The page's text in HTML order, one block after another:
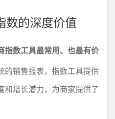
数的深度价值
指数工具最常用、也最有价
的销售报表，指数工具提供
和增长潜力，为商家提供了